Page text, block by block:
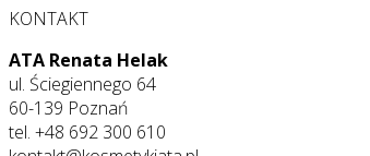
KONTAKT
ATA Renata Helak
ul. Ściegiennego 64
60-139 Poznań
tel. +48 692 300 610